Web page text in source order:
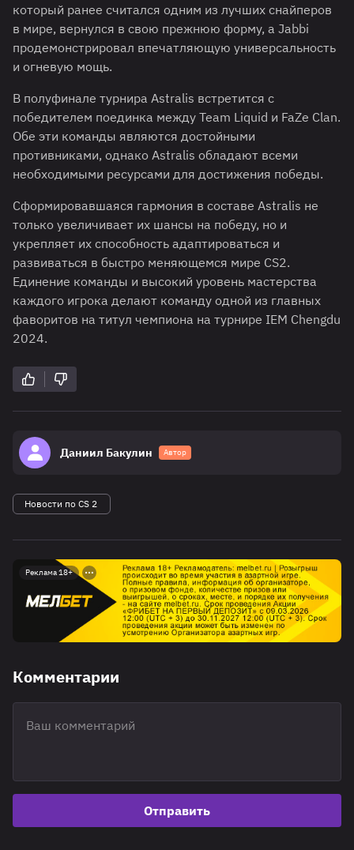
который ранее считался одним из лучших снайперов
в мире, вернулся в свою прежнюю форму, а Jabbi
продемонстрировал впечатляющую универсальность
и огневую мощь.
В полуфинале турнира Astralis встретится с
победителем поединка между Team Liquid и FaZe Clan.
Обе эти команды являются достойными
противниками, однако Astralis обладают всеми
необходимыми ресурсами для достижения победы.
Сформировавшаяся гармония в составе Astralis не
только увеличивает их шансы на победу, но и
укрепляет их способность адаптироваться и
развиваться в быстро меняющемся мире CS2.
Единение команды и высокий уровень мастерства
каждого игрока делают команду одной из главных
фаворитов на титул чемпиона на турнире IEM Chengdu
2024.
Даниил Бакулин Автор
Новости по CS 2
Реклама 18+
Комментарии
Отправить